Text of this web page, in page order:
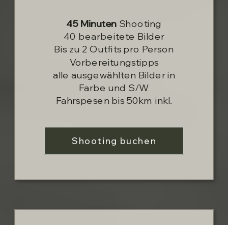
Shooting buchen
45 Minuten Shooting
40 bearbeitete Bilder
Bis zu 2 Outfits pro Person
Vorbereitungstipps
alle ausgewählten Bilder in
Farbe und S/W
Fahrspesen bis 50km inkl.